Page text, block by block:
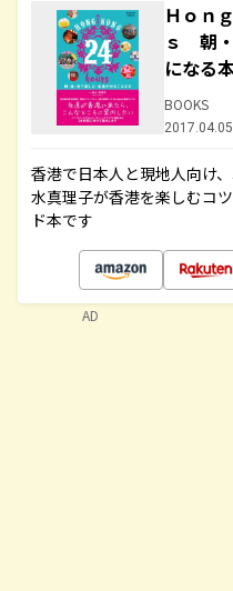
Ｈｏｎ
ｓ 朝・
になる
BOOKS
香港で日本人と現地人向け
水真理子が香港を楽しむコ
ド本です
AD